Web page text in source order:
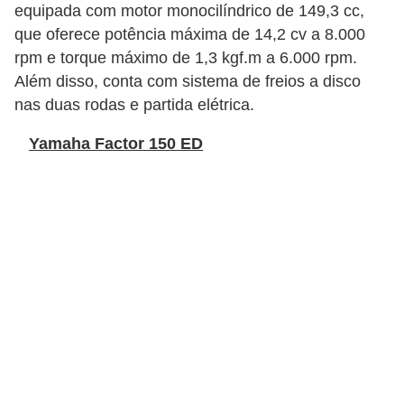
equipada com motor monocilíndrico de 149,3 cc,
que oferece potência máxima de 14,2 cv a 8.000
rpm e torque máximo de 1,3 kgf.m a 6.000 rpm.
Além disso, conta com sistema de freios a disco
nas duas rodas e partida elétrica.
Yamaha Factor 150 ED
t
o
M
o
t